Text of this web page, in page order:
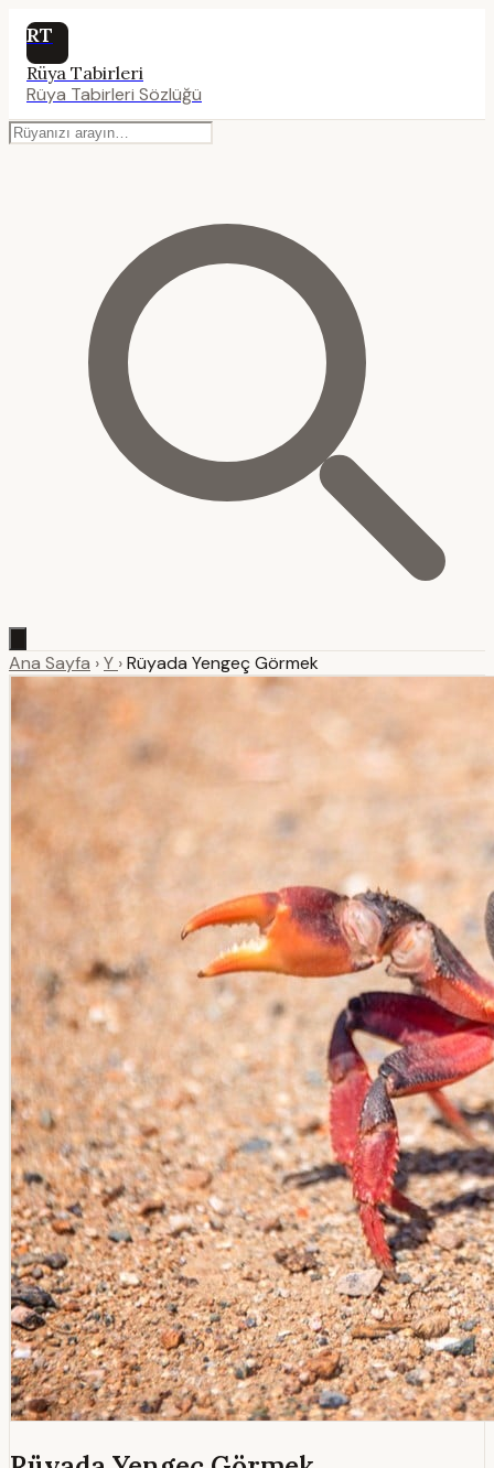
RT
Rüya Tabirleri
Rüya Tabirleri Sözlüğü
Ana Sayfa ›Y ›Rüyada Yengeç Görmek